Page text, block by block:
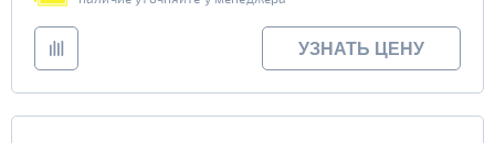
УЗНАТЬ ЦЕНУ